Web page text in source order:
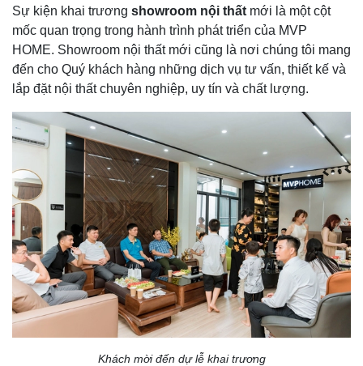
Sự kiện khai trương showroom nội thất mới là một cột
mốc quan trọng trong hành trình phát triển của MVP
HOME. Showroom nội thất mới cũng là nơi chúng tôi mang
đến cho Quý khách hàng những dịch vụ tư vấn, thiết kế và
lắp đặt nội thất chuyên nghiệp, uy tín và chất lượng.
Khách mời đến dự lễ khai trương